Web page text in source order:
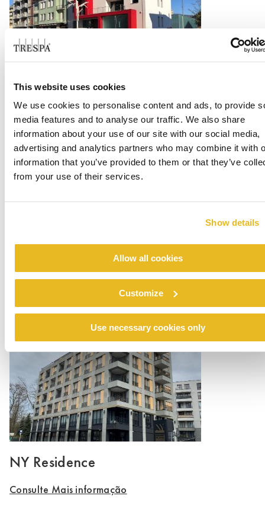
This website uses cookies
We use cookies to personalise content and ads, to provide
media features and to analyse our traffic. We also share
information about your use of our site with our social media,
advertising and analytics partners who may combine it with
information that you’ve provided to them or that they’ve
from your use of their services.
Show details
Allow all cookies
Customize
Use necessary cookies only
Cappellificio Guerra 1855
Consulte Mais informação
Private House Lauer
Consulte Mais informação
NY Residence
Consulte Mais informação